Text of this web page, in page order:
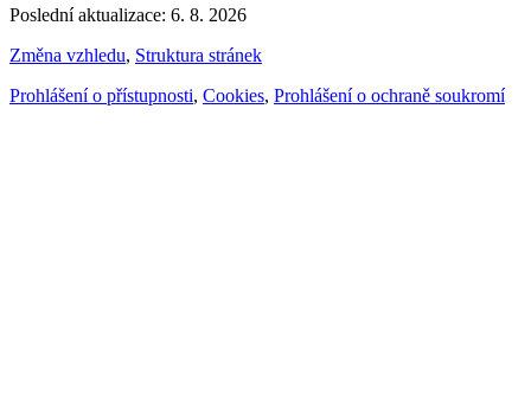
Poslední aktualizace: 6. 8. 2026
Změna vzhledu, Struktura stránek
Prohlášení o přístupnosti, Cookies, Prohlášení o ochraně soukromí